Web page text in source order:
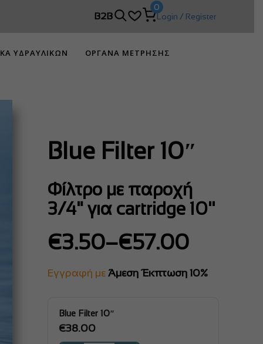
B2B
0
Login / Register
ΥΔΡΑΥΛΙΚΩΝ
ΟΡΓΑΝΑ ΜΕΤΡΗΣΗΣ
Blue Filter 10″
Φίλτρο με παροχή
3/4" για cartridge 10''
€3.50–€57.00
Price
range:
€3.50
through
Εγγραφή με Άμεση Έκπτωση 10%
Blue Filter 10″
€38.00